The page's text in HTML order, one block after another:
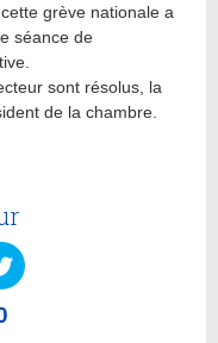
grève nationale a
séance de
sont résolus, la
de la chambre.